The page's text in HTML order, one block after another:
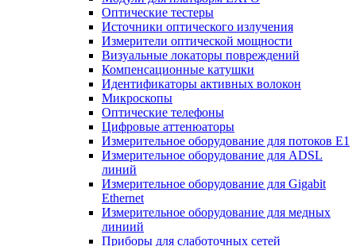
Оптические тестеры
Источники оптического излучения
Измерители оптической мощности
Визуальные локаторы повреждений
Компенсационные катушки
Идентификаторы активных волокон
Микроскопы
Оптические телефоны
Цифровые аттенюаторы
Измерительное оборудование для потоков Е1
Измерительное оборудование для ADSL
линий
Измерительное оборудование для Gigabit
Ethernet
Измерительное оборудование для медных
линиий
Приборы для слаботочных сетей